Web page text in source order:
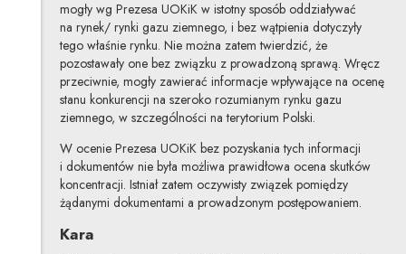
mogły wg Prezesa UOKiK w istotny sposób oddziaływać
na rynek/ rynki gazu ziemnego, i bez wątpienia dotyczyły
tego właśnie rynku. Nie można zatem twierdzić, że
pozostawały one bez związku z prowadzoną sprawą. Wręcz
przeciwnie, mogły zawierać informacje wpływające na ocenę
stanu konkurencji na szeroko rozumianym rynku gazu
ziemnego, w szczególności na terytorium Polski.
W ocenie Prezesa UOKiK bez pozyskania tych informacji
i dokumentów nie była możliwa prawidłowa ocena skutków
koncentracji. Istniał zatem oczywisty związek pomiędzy
żądanymi dokumentami a prowadzonym postępowaniem.
Kara